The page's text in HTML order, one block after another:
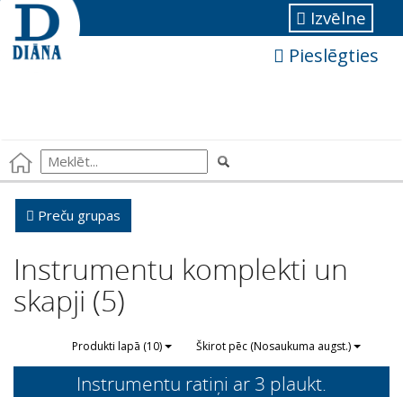
Izvēlne
Pieslēgties
Preču grupas
Instrumentu komplekti un
skapji (5)
Produkti lapā (10) Škirot pēc (Nosaukuma augst.)
Instrumentu ratiņi ar 3 plaukt.